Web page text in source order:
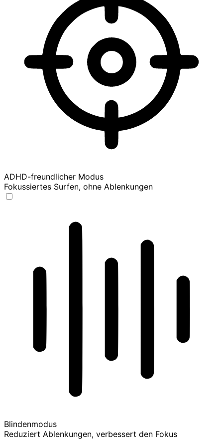
ADHD-freundlicher Modus
Fokussiertes Surfen, ohne Ablenkungen
Blindenmodus
Reduziert Ablenkungen, verbessert den Fokus